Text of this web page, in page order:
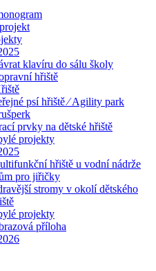
klavíru do sálu školy
hřiště
psí hřiště ⁄ Agility park
prvky na dětské hřiště
projekty
hřiště u vodní nádrže
pro jiřičky
stromy v okolí dětského
projekty
příloha